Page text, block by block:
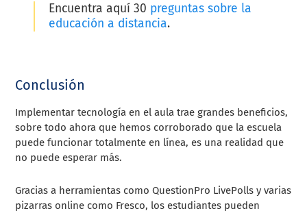
Encuentra aquí 30 preguntas sobre la
educación a distancia.
Conclusión
Implementar tecnología en el aula trae grandes beneficios,
sobre todo ahora que hemos corroborado que la escuela
puede funcionar totalmente en línea, es una realidad que
no puede esperar más.
Gracias a herramientas como QuestionPro LivePolls y varias
pizarras online como Fresco, los estudiantes pueden